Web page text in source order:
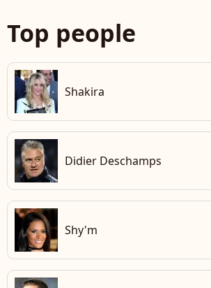
Top people
Shakira
Didier Deschamps
Shy'm